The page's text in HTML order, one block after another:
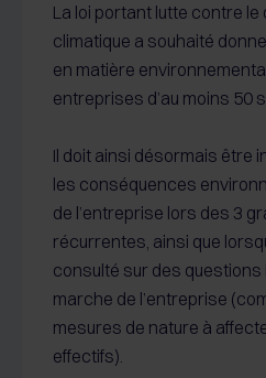
La loi portant lutte contre
climatique a souhaité
en matière
entreprises d’au moins 50
Il doit ainsi désormais être
les conséquences
de l’entreprise lors des 3
récurrentes, ainsi que
consulté sur des
marche de l’entreprise
mesures de nature à
effectifs).